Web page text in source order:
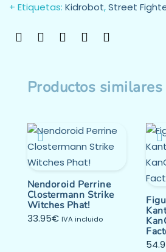
Etiquetas: Kidrobot,Street
Productos similares
Nendoroid Perrine
Clostermann Strike
Witches Phat!
33.95€ IVA incluido